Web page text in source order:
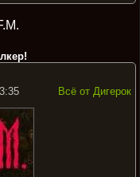
Всё от Дигерок